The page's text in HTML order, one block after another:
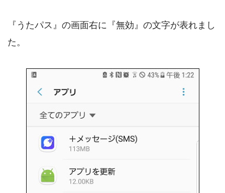
『うたパス』の画面右に『無効』の文字が表れまし
た。